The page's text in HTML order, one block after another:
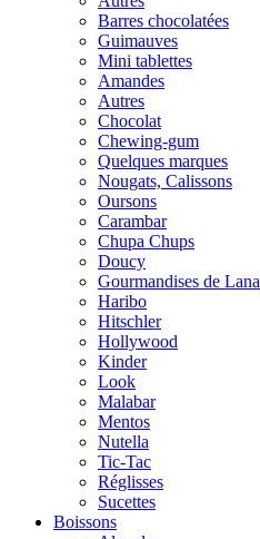
Barres chocolatées
Guimauves
Mini tablettes
Amandes
Autres
Chocolat
Chewing-gum
Quelques marques
Nougats, Calissons
Oursons
Carambar
Chupa Chups
Doucy
Gourmandises de Lana
Haribo
Hitschler
Hollywood
Kinder
Look
Malabar
Mentos
Nutella
Tic-Tac
Réglisses
Sucettes
Boissons